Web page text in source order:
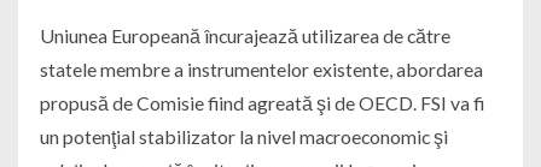
Uniunea Europeană încurajează utilizarea de către
statele membre a instrumentelor existente, abordarea
propusă de Comisie fiind agreată şi de OECD. FSI va fi
un potenţial stabilizator la nivel macroeconomic şi